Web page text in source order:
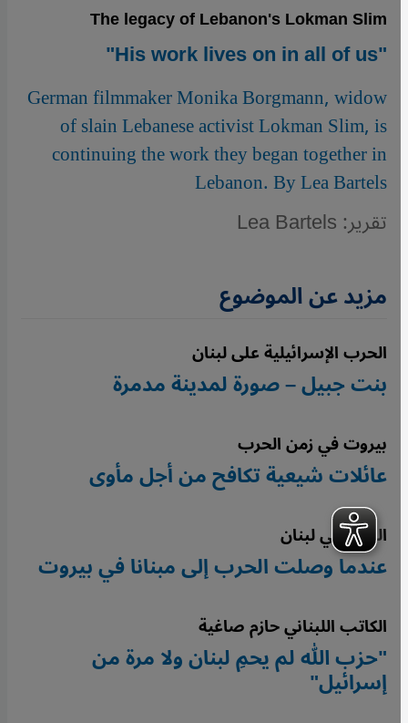
The legacy of Lebanon's Lokman Slim
"His work lives on in all of us"
German filmmaker Monika Borgmann, widow
of slain Lebanese activist Lokman Slim, is
continuing the work they began together in
Lebanon. By Lea Bartels
تقرير: Lea Bartels
مزيد عن الموضوع
الحرب الإسرائيلية على لبنان
بنت جبيل – صورة لمدينة مدمرة
بيروت في زمن الحرب
عائلات شيعية تكافح من أجل مأوى
النزوح في لبنان
عندما وصلت الحرب إلى مبنانا في بيروت
الكاتب اللبناني حازم صاغية
"حزب الله لم يحمِ لبنان ولا مرة من
إسرائيل"